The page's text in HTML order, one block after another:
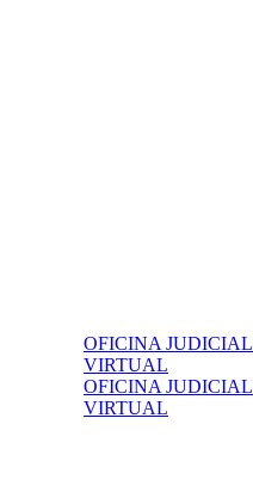
OFICINA JUDICIAL
VIRTUAL
OFICINA JUDICIAL
VIRTUAL